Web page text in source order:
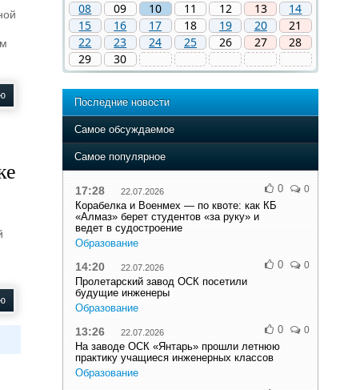
08
09 10 11 12 13
14
15
16 17 18 19 20
21
22
23 24 25 26 27
28
29
30
Последние новости
Самое обсуждаемое
Самое популярное
17:28 22.07.2026
Корабелка и Военмех — по квоте: как КБ
«Алмаз» берет студентов «за руку» и
ведет в судостроение
Образование
0 0
14:20 22.07.2026
Пролетарский завод ОСК посетили
будущие инженеры
Образование
0 0
13:26 22.07.2026
На заводе ОСК «Янтарь» прошли летнюю
практику учащиеся инженерных классов
Образование
0 0